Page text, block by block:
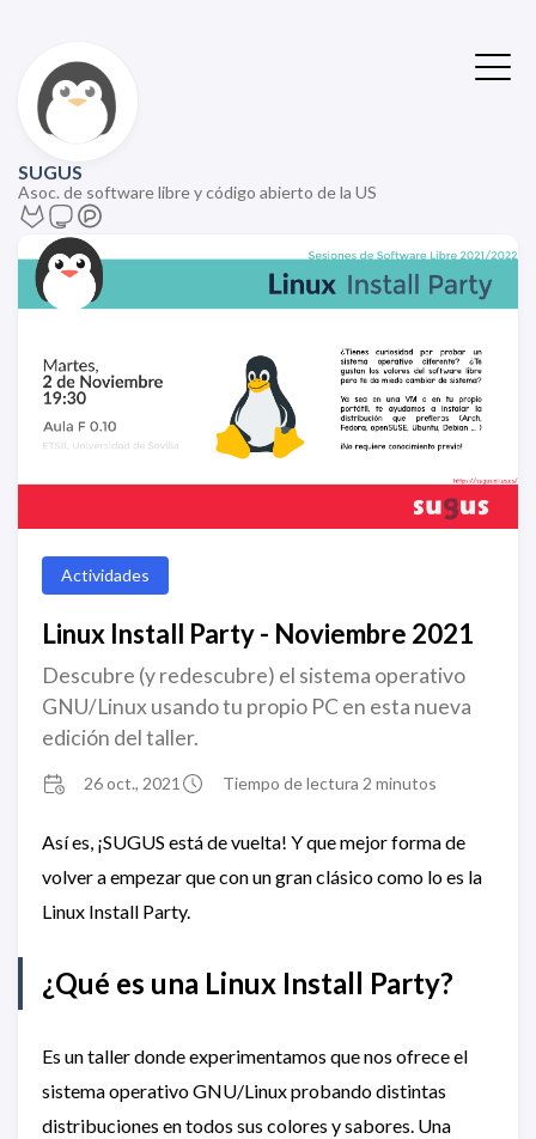
SUGUS
Asoc. de software libre y código abierto de la US
Actividades
Linux Install Party - Noviembre 2021
Descubre (y redescubre) el sistema operativo
GNU/Linux usando tu propio PC en esta nueva
edición del taller.
26 oct., 2021 Tiempo de lectura 2 minutos
Así es, ¡SUGUS está de vuelta! Y que mejor forma de
volver a empezar que con un gran clásico como lo es la
Linux Install Party.
¿Qué es una Linux Install Party?
Es un taller donde experimentamos que nos ofrece el
sistema operativo GNU/Linux probando distintas
distribuciones en todos sus colores y sabores. Una